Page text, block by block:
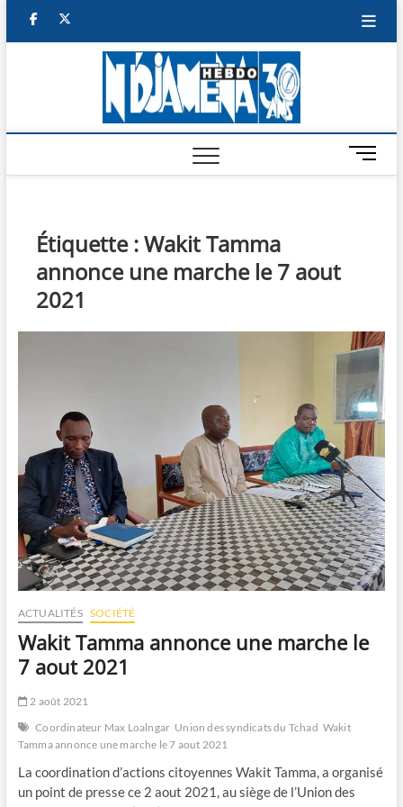
facebook
M
e
n
Étiquette :Wakit Tamma
annonce une marche le 7 aout
2021
ACTUALITÉS SOCIÉTÉ
Wakit Tamma annonce une marche le
7 aout 2021
2 août 2021
Coordinateur Max Loalngar Union des syndicats du Tchad Wakit
Tamma annonce une marche le 7 aout 2021
La coordination d’actions citoyennes Wakit Tamma, a organisé
un point de presse ce 2 aout 2021, au siège de l’Union des